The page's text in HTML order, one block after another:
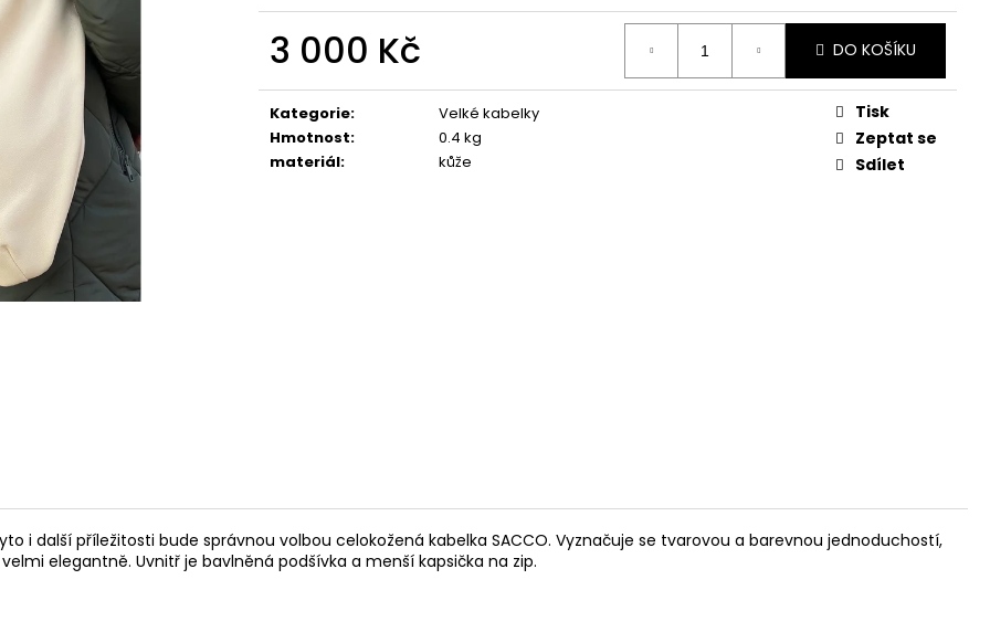
3 000 Kč
cena:
DO KOŠÍKU
Kategorie:
Velké kabelky
Hmotnost:
0.4 kg
materiál: kůže
Tisk
Zeptat se
Sdílet
i další příležitosti bude správnou volbou celokožená kabelka SACCO. Vyznačuje se tvarovou a barevnou jednoduchostí,
elegantně. Uvnitř je bavlněná podšívka a menší kapsička na zip.
KOŽENÁ KABELKA WAVELET ČERNÝ
KOŽENÁ KABELKA PURA - ČERNÁ